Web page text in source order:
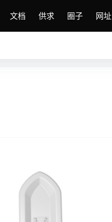
文档 供求 圈子 网址